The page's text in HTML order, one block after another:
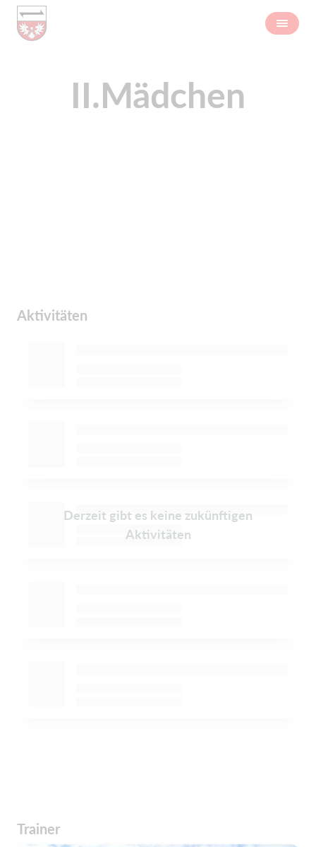
II.Mädchen
Aktivitäten
Derzeit gibt es keine zukünftigen
Aktivitäten
Trainer